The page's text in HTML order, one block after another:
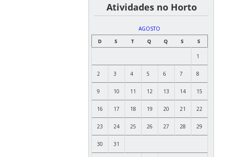
͏ ͏ ͏ ͏ ͏ ͏Atividades no Horto
AGOSTO
D
S T Q Q S S
1
2 3 4 5 6 7 8
9 10 11 12 13 14 15
16 17 18 19 20 21 22
23 24 25 26 27 28 29
30 31